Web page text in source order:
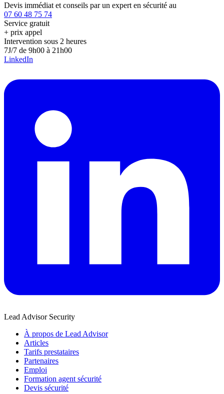
Devis immédiat et conseils par un expert en sécurité au
07 60 48 75 74
Service gratuit
+ prix appel
Intervention sous 2 heures
7J/7 de 9h00 à 21h00
LinkedIn
Lead Advisor Security
À propos de Lead Advisor
Articles
Tarifs prestataires
Partenaires
Emploi
Formation agent sécurité
Devis sécurité